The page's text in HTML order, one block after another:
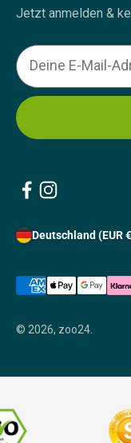
Jetzt anmelden &
Email
Deutschland (EUR
© 2026, zoo24.